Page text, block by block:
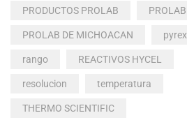
PRODUCTOS PROLAB PROLAB
PROLAB DE MICHOACAN pyrex
rango REACTIVOS HYCEL
resolucion temperatura
THERMO SCIENTIFIC